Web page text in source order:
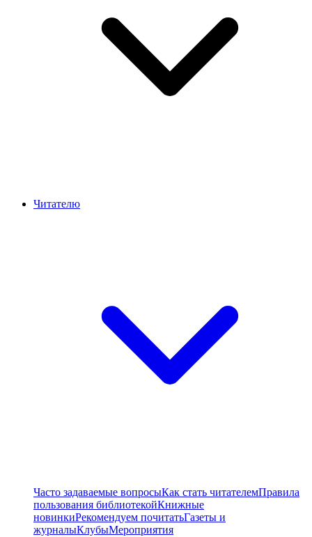
Читателю
Часто задаваемые вопросыКак стать читателемПравила
пользования библиотекойКнижные
новинкиРекомендуем почитатьГазеты и
журналыКлубыМероприятия